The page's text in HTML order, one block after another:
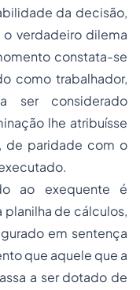
da decisão,
verdadeiro dilema
constata-se
como trabalhador,
ser considerado
lhe atribuísse
de paridade com o
ao exequente é
planilha de cálculos,
em sentença
que aquele que a
a ser dotado de